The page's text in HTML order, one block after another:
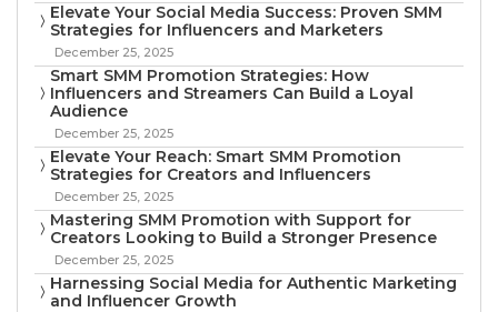
Elevate Your Social Media Success: Proven SMM
Strategies for Influencers and Marketers
December 25, 2025
Smart SMM Promotion Strategies: How
Influencers and Streamers Can Build a Loyal
Audience
December 25, 2025
Elevate Your Reach: Smart SMM Promotion
Strategies for Creators and Influencers
December 25, 2025
Mastering SMM Promotion with Support for
Creators Looking to Build a Stronger Presence
December 25, 2025
Harnessing Social Media for Authentic Marketing
and Influencer Growth